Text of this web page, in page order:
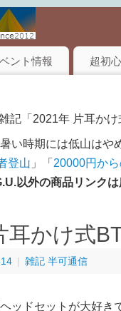
ント情報 超初
記「2021年 片耳かけ
暑い時期には低山は
登山 」「 20000円か
以外の商品リンク
耳かけ式
| 雑記 半可通信
ッドセットが大好き